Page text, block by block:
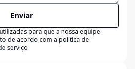
Enviar
para que a nossa equipe
de acordo com a política de
serviço